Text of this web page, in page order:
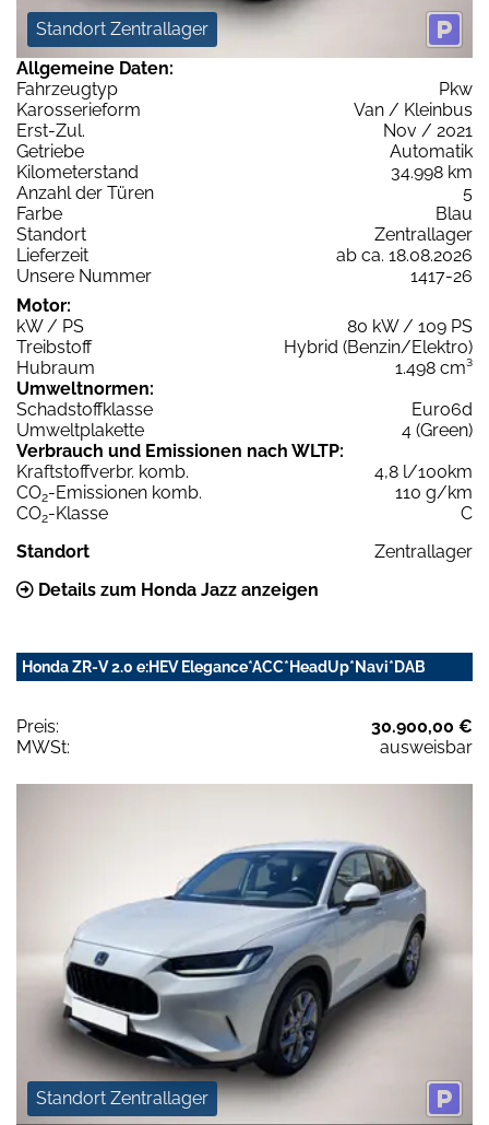
Standort Zentrallager
Allgemeine Daten:
Fahrzeugtyp
Pkw
Karosserieform
Van / Kleinbus
Erst-Zul.
Nov / 2021
Getriebe
Automatik
Kilometerstand
34.998 km
Anzahl der Türen
5
Farbe
Blau
Standort
Zentrallager
Lieferzeit
ab ca. 18.08.2026
Unsere Nummer
1417-26
Motor:
kW / PS
80 kW / 109 PS
Treibstoff
Hybrid (Benzin/Elektro)
Hubraum
1.498 cm³
Umweltnormen:
Schadstoffklasse
Euro6d
Umweltplakette
4 (Green)
Verbrauch und Emissionen nach WLTP:
Kraftstoffverbr. komb.
4,8 l/100km
CO2-Emissionen komb.
110 g/km
CO2-Klasse
C
Standort
Zentrallager
Details zum Honda Jazz anzeigen
Honda ZR-V 2.0 e:HEV Elegance*ACC*HeadUp*Navi*DAB
Preis:
30.900,00 €
MWSt:
ausweisbar
Standort Zentrallager